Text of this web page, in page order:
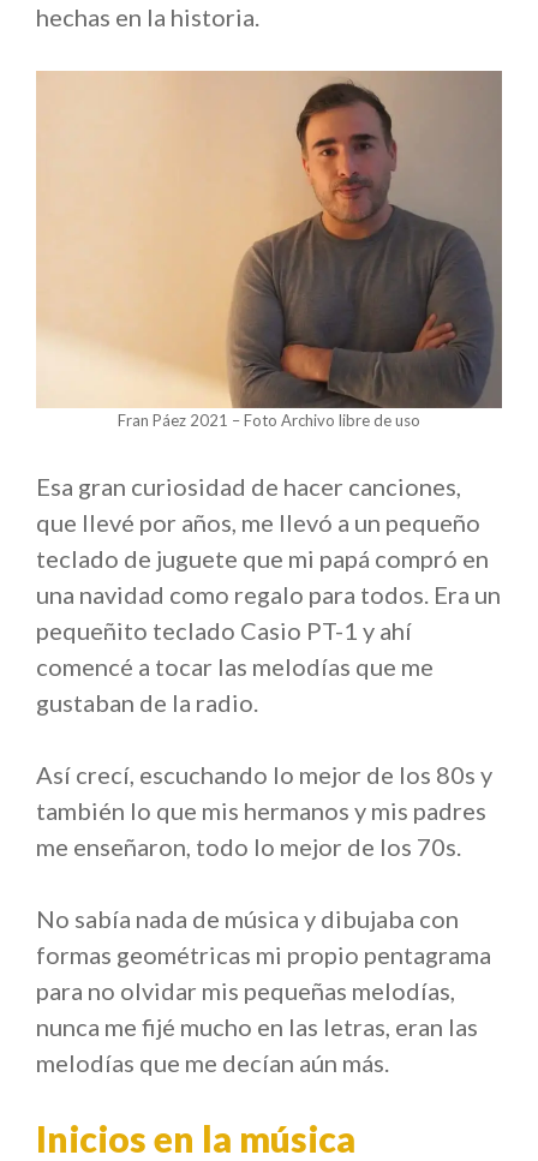
hechas en la historia.
Fran Páez 2021 – Foto Archivo libre de uso
Esa gran curiosidad de hacer canciones,
que llevé por años, me llevó a un pequeño
teclado de juguete que mi papá compró en
una navidad como regalo para todos. Era un
pequeñito teclado Casio PT-1 y ahí
comencé a tocar las melodías que me
gustaban de la radio.
Así crecí, escuchando lo mejor de los 80s y
también lo que mis hermanos y mis padres
me enseñaron, todo lo mejor de los 70s.
No sabía nada de música y dibujaba con
formas geométricas mi propio pentagrama
para no olvidar mis pequeñas melodías,
nunca me fijé mucho en las letras, eran las
melodías que me decían aún más.
Inicios en la música